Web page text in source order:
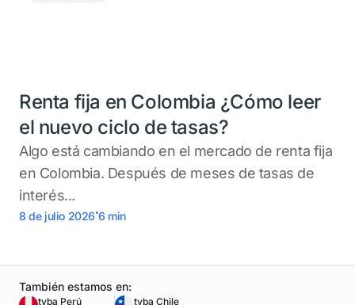
Renta fija en Colombia ¿Cómo leer
el nuevo ciclo de tasas?
Algo está cambiando en el mercado de renta fija
en Colombia. Después de meses de tasas de
interés...
8 de julio 2026.6 min
También estamos en:
tyba Perú tyba Chile